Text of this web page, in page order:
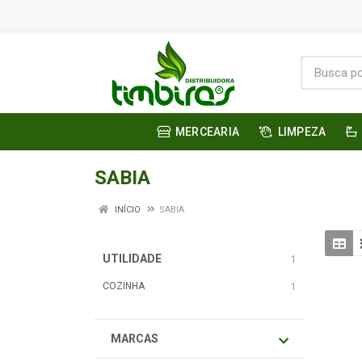
MERCEARIA LIMPEZA
SABIA
INÍCIO SABIA
UTILIDADE 1
COZINHA 1
MARCAS